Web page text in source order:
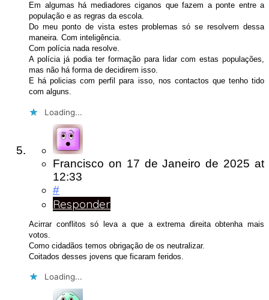
Em algumas há mediadores ciganos que fazem a ponte entre a
população e as regras da escola.
Do meu ponto de vista estes problemas só se resolvem dessa
maneira. Com inteligência.
Com polícia nada resolve.
A polícia já podia ter formação para lidar com estas populações,
mas não há forma de decidirem isso.
E há policias com perfil para isso, nos contactos que tenho tido
com alguns.
Loading...
Francisco on 17 de Janeiro de 2025at
12:33
#
Responder
Acirrar conflitos só leva a que a extrema direita obtenha mais
votos.
Como cidadãos temos obrigação de os neutralizar.
Coitados desses jovens que ficaram feridos.
Loading...